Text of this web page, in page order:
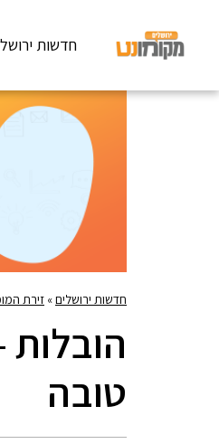
חדשות
חדשות ירושלים» זירת
טובה